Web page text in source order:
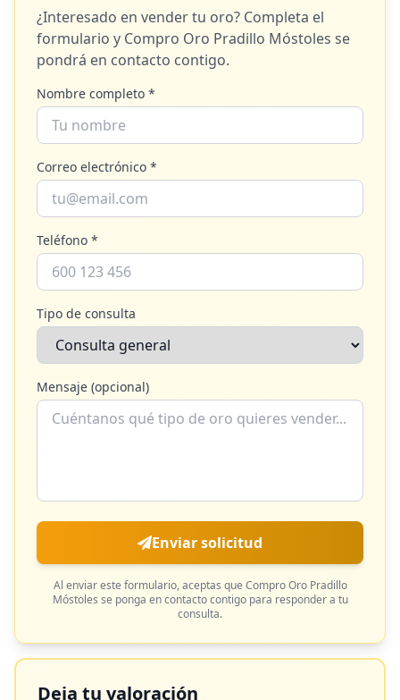
¿Interesado en vender tu oro? Completa el
formulario y Compro Oro Pradillo Móstoles se
pondrá en contacto contigo.
Nombre completo *
Correo electrónico *
Teléfono *
Tipo de consulta
Mensaje (opcional)
Enviar solicitud
Al enviar este formulario, aceptas que Compro Oro Pradillo
Móstoles se ponga en contacto contigo para responder a tu
consulta.
Deja tu valoración